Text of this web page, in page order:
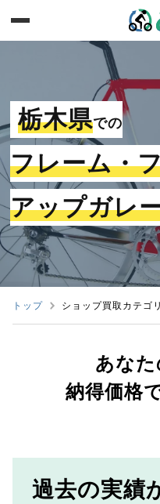
栃木県での
フレーム・
アップガレ
トップ ショップ買取カテゴ
あなた
納得価格
過去の実績